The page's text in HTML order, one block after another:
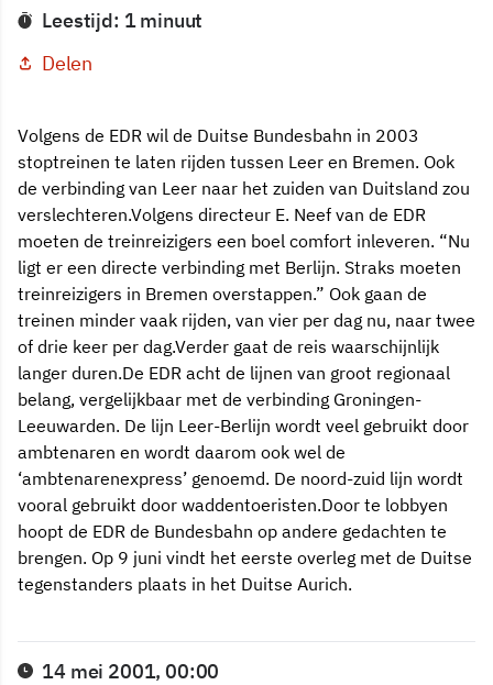
Leestijd: 1 minuut
Delen
Volgens de EDR wil de Duitse Bundesbahn in 2003
stoptreinen te laten rijden tussen Leer en Bremen. Ook
de verbinding van Leer naar het zuiden van Duitsland zou
verslechteren.Volgens directeur E. Neef van de EDR
moeten de treinreizigers een boel comfort inleveren. “Nu
ligt er een directe verbinding met Berlijn. Straks moeten
treinreizigers in Bremen overstappen.” Ook gaan de
treinen minder vaak rijden, van vier per dag nu, naar twee
of drie keer per dag.Verder gaat de reis waarschijnlijk
langer duren.De EDR acht de lijnen van groot regionaal
belang, vergelijkbaar met de verbinding Groningen-
Leeuwarden. De lijn Leer-Berlijn wordt veel gebruikt door
ambtenaren en wordt daarom ook wel de
‘ambtenarenexpress’ genoemd. De noord-zuid lijn wordt
vooral gebruikt door waddentoeristen.Door te lobbyen
hoopt de EDR de Bundesbahn op andere gedachten te
brengen. Op 9 juni vindt het eerste overleg met de Duitse
tegenstanders plaats in het Duitse Aurich.
14 mei 2001, 00:00